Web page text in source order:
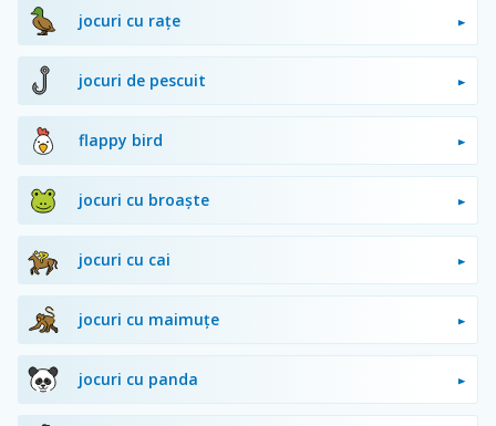
jocuri cu rațe
jocuri de pescuit
flappy bird
jocuri cu broaște
jocuri cu cai
jocuri cu maimuțe
jocuri cu panda